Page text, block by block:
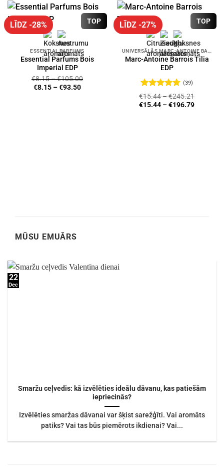
TOP
LĪDZ -28%
ESSENTIAL PARFUMS
Essential Parfums Bois
Imperial EDP
€8.15–€105.00
€8.15 –€93.50
TOP
LĪDZ -27%
UNIVERSĀLĀS MARC-ANTOINE BARROIS SMARŽAS
Marc-Antoine Barrois Tilia
EDP
Novērtēts
ar4.72
no
(39)
€15.44–€245.21
€15.44 –€196.79
MŪSU EMUĀRS
Smaržu ceļvedis: kā izvēlēties ideālu dāvanu, kas patiešām
iepriecinās?
Izvēlēties smaržas dāvanai var šķist sarežģīti. Vai aromāts
patiks? Vai tas būs piemērots ikdienai? Vai...
22
Dec